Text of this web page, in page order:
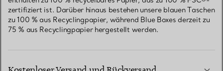
zertifiziert ist. Darüber hinaus bestehen unsere blauen Taschen
zu 100 % aus Recyclingpapier, während Blue Boxes derzeit zu
75 % aus Recyclingpapier hergestellt werden.